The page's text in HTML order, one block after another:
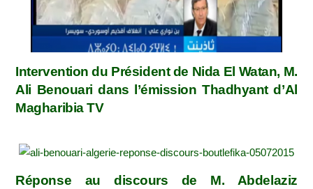
Intervention du Président de Nida El Watan, M.
Ali Benouari dans l’émission Thadhyant d’Al
Magharibia TV
Réponse au discours de M. Abdelaziz